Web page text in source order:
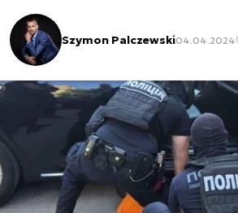
Szymon Palczewski04.04.2024